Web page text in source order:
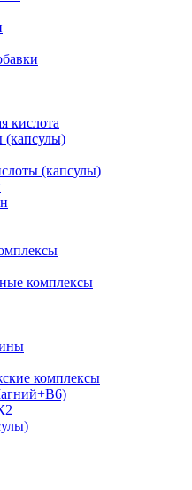
кислота
(капсулы)
(капсулы)
комплексы
комплексы